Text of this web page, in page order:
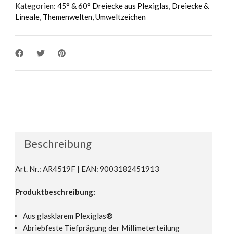
Kategorien: 45° & 60° Dreiecke aus Plexiglas, Dreiecke &
Lineale, Themenwelten,Umweltzeichen
Beschreibung
Art. Nr.: AR4519F | EAN: 9003182451913
Produktbeschreibung:
Aus glasklarem Plexiglas®
Abriebfeste Tiefprägung der Millimeterteilung